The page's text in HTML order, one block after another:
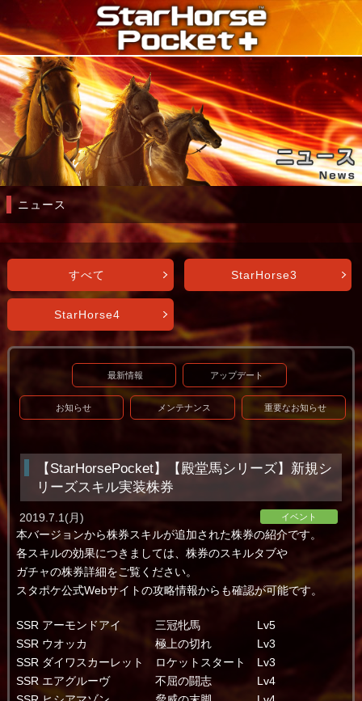
ニュース
すべて StarHorse3
StarHorse4
最新情報 アップデート
お知らせ メンテナンス 重要なお知らせ
【StarHorsePocket】【殿堂馬シリーズ】新規シ
リーズスキル実装株券
イベント
2019.7.1(月)
本バージョンから株券スキルが追加された株券の紹介です。
各スキルの効果につきましては、株券のスキルタブや
ガチャの株券詳細をご覧ください。
スタポケ公式Webサイトの攻略情報からも確認が可能です。
SSR アーモンドアイ 三冠牝馬 Lv5
SSR ウオッカ 極上の切れ Lv3
SSR ダイワスカーレット ロケットスタート Lv3
SSR エアグルーヴ 不屈の闘志 Lv4